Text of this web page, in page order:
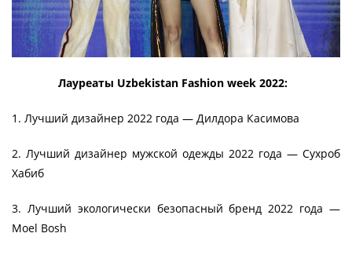
Лауреаты Uzbekistan Fashion week 2022:
1. Лучший дизайнер 2022 года — Дилдора Касимова
2. Лучший дизайнер мужской одежды 2022 года — Сухроб
Хабиб
3. Лучший экологически безопасный бренд 2022 года —
Moel Bosh